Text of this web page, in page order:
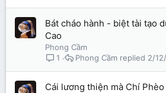
Bát cháo hành - biệt tài tạo
Cao
Phong Cầm
1
2/
Phong Cầm
Cái lương thiện mà Chí